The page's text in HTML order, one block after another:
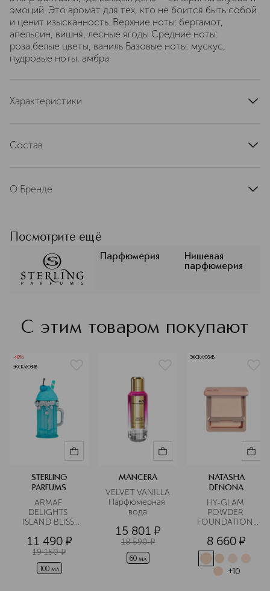
эмоций. Это аромат для тех, кто не боится быть собой
и ценит изысканность. Верхние ноты: бергамот,
апельсин, вишня, лесные ягоды Средние ноты:
роза,белые цветы, ваниль Базовые ноты: мускус,
пудровые ноты, амбра
Характеристики
ноты сердца
страна производства
Состав
ионон, кумарин,цитраль,эвгенол,гераниол,бензил
80% об.
О Бренде
парфюмерии и косметики на
Ближнем Востоке. Основанная в
1998 году в Дубае, компания быстро
вышла на мировой уровень и
современность, последние
лучшие восточные традиции.
Посмотрите ещё
Парфюмерия
Нишевая
парфюмерия
С этим товаром покупают
-40%
ЭКСКЛЮЗИВ
STERLING
PARFUMS
ARMAF
DELIGHTS
ISLAND BLISS
вода
11 490 ¤
19 150 ¤
100 мл
MANCERA
VELVET VANILLA
Парфюмерная
вода
15 801 ¤
18 590 ¤
60 мл
ЭКСКЛЮЗИВ
NATASHA
DENONA
HY-GLAM
POWDER
FOUNDATION
тональная
основа
8 660 ¤
+10